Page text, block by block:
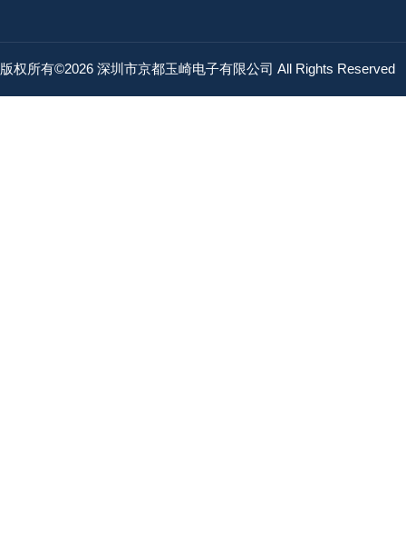
版权所有©2026 深圳市京都玉崎电子有限公司 All Rights Reserved